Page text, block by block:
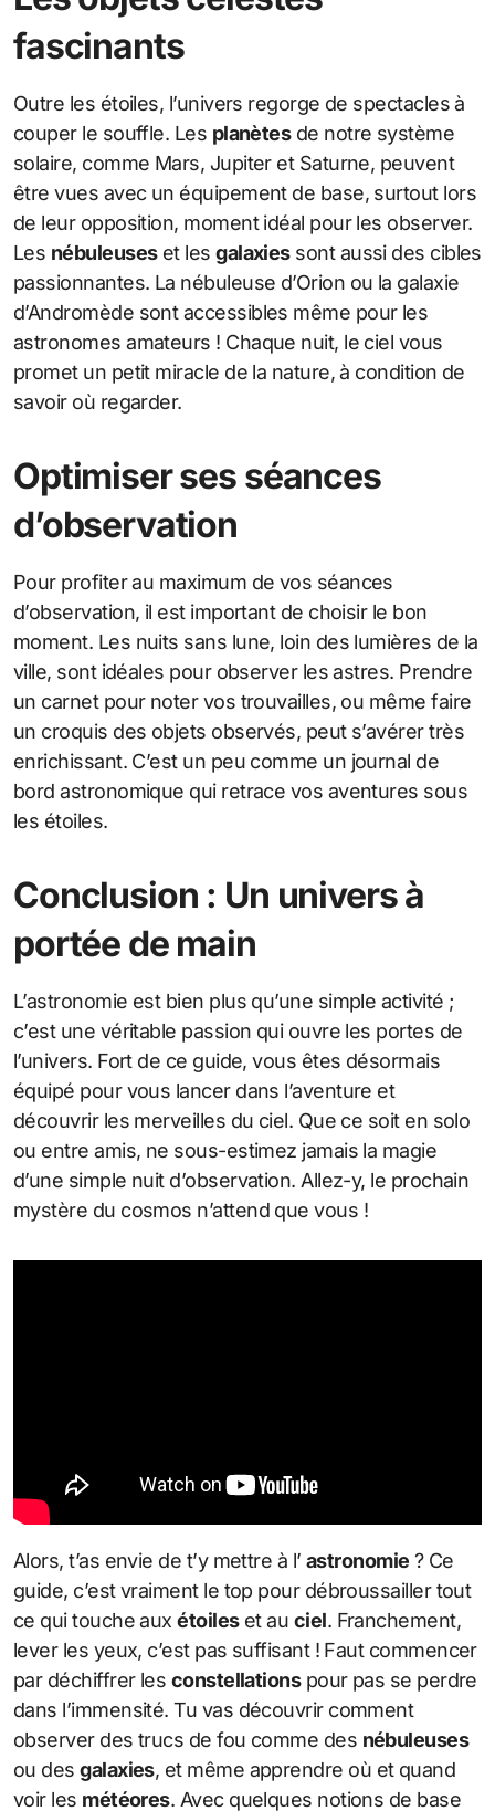
fascinants
Outre les étoiles, l’univers regorge de spectacles à
couper le souffle. Les planètesde notre système
solaire, comme Mars, Jupiter et Saturne, peuvent
être vues avec un équipement de base, surtout lors
de leur opposition, moment idéal pour les observer.
Les nébuleuseset lesgalaxiessont aussi des cibles
passionnantes. La nébuleuse d’Orion ou la galaxie
d’Andromède sont accessibles même pour les
astronomes amateurs ! Chaque nuit, le ciel vous
promet un petit miracle de la nature, à condition de
savoir où regarder.
Optimiser ses séances
d’observation
Pour profiter au maximum de vos séances
d’observation, il est important de choisir le bon
moment. Les nuits sans lune, loin des lumières de la
ville, sont idéales pour observer les astres. Prendre
un carnet pour noter vos trouvailles, ou même faire
un croquis des objets observés, peut s’avérer très
enrichissant. C’est un peu comme un journal de
bord astronomique qui retrace vos aventures sous
les étoiles.
Conclusion : Un univers à
portée de main
L’astronomie est bien plus qu’une simple activité ;
c’est une véritable passion qui ouvre les portes de
l’univers. Fort de ce guide, vous êtes désormais
équipé pour vous lancer dans l’aventure et
découvrir les merveilles du ciel. Que ce soit en solo
ou entre amis, ne sous-estimez jamais la magie
d’une simple nuit d’observation. Allez-y, le prochain
mystère du cosmos n’attend que vous !
Alors, t’as envie de t’y mettre à l’astronomie ? Ce
guide, c’est vraiment le top pour débroussailler tout
ce qui touche auxétoileset au ciel. Franchement,
lever les yeux, c’est pas suffisant ! Faut commencer
par déchiffrer les constellationspour pas se perdre
dans l’immensité. Tu vas découvrir comment
observer des trucs de fou comme des nébuleuses
ou desgalaxies, et même apprendre où et quand
voir les météores. Avec quelques notions de base